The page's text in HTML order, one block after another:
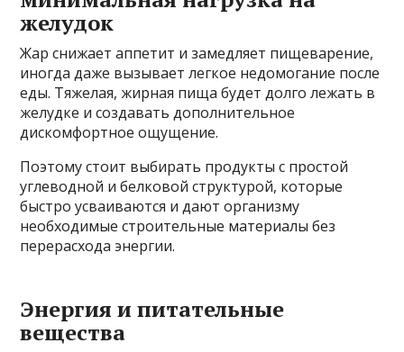
желудок
Жар снижает аппетит и замедляет пищеварение,
иногда даже вызывает легкое недомогание после
еды. Тяжелая, жирная пища будет долго лежать в
желудке и создавать дополнительное
дискомфортное ощущение.
Поэтому стоит выбирать продукты с простой
углеводной и белковой структурой, которые
быстро усваиваются и дают организму
необходимые строительные материалы без
перерасхода энергии.
Энергия и питательные
вещества